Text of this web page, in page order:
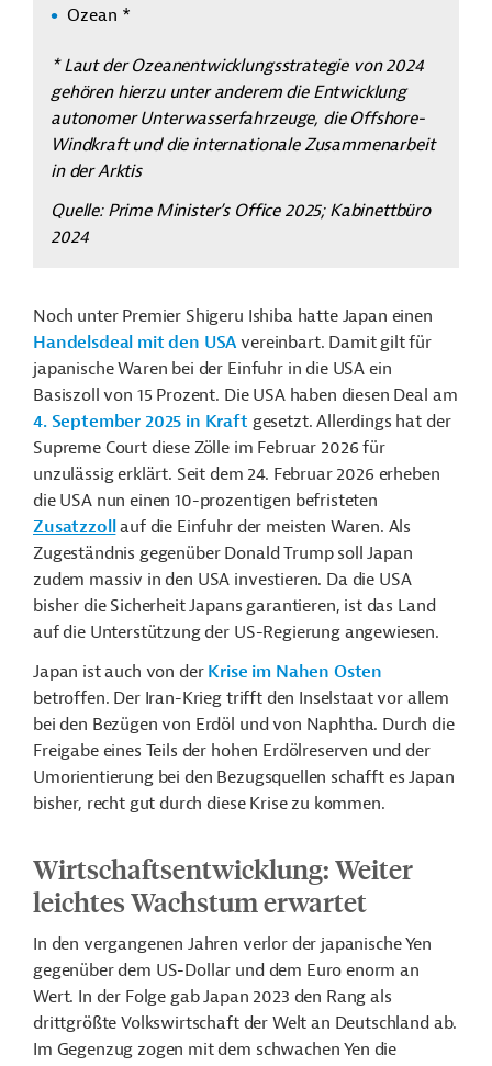
Ozean *
* Laut der Ozeanentwicklungsstrategie von 2024
gehören hierzu unter anderem die Entwicklung
autonomer Unterwasserfahrzeuge, die Offshore-
Windkraft und die internationale Zusammenarbeit
in der Arktis
Quelle: Prime Minister’s Office 2025; Kabinettbüro
2024
Noch unter Premier Shigeru Ishiba hatte Japan einen
Handelsdeal mit den USAvereinbart. Damit gilt für
japanische Waren bei der Einfuhr in die USA ein
Basiszoll von 15 Prozent. Die USA haben diesen Deal am
4. September 2025 in Kraft gesetzt. Allerdings hat der
Supreme Court diese Zölle im Februar 2026 für
unzulässig erklärt. Seit dem 24. Februar 2026 erheben
die USA nun einen 10-prozentigen befristeten
Zusatzzollauf die Einfuhr der meisten Waren. Als
Zugeständnis gegenüber Donald Trump soll Japan
zudem massiv in den USA investieren. Da die USA
bisher die Sicherheit Japans garantieren, ist das Land
auf die Unterstützung der US-Regierung angewiesen.
Japan ist auch von der Krise im Nahen Osten
betroffen. Der Iran-Krieg trifft den Inselstaat vor allem
bei den Bezügen von Erdöl und von Naphtha. Durch die
Freigabe eines Teils der hohen Erdölreserven und der
Umorientierung bei den Bezugsquellen schafft es Japan
bisher, recht gut durch diese Krise zu kommen.
Wirtschaftsentwicklung: Weiter
leichtes Wachstum erwartet
In den vergangenen Jahren verlor der japanische Yen
gegenüber dem US-Dollar und dem Euro enorm an
Wert. In der Folge gab Japan 2023 den Rang als
drittgrößte Volkswirtschaft der Welt an Deutschland ab.
Im Gegenzug zogen mit dem schwachen Yen die